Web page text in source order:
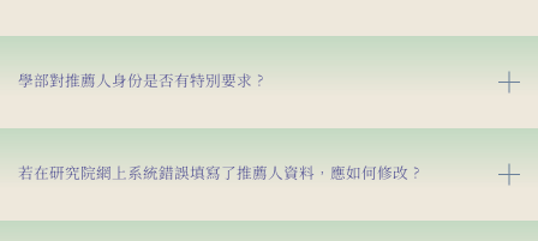
學部對推薦人身份是否有特別要求？
若在研究院網上系統錯誤填寫了推薦人資料，應如何修改？